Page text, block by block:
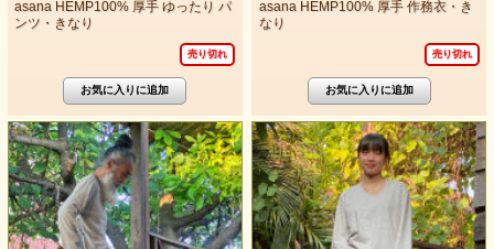
asana HEMP100% 厚手 ゆったり パ
ンツ・きなり
売り切れ
asana HEMP100% 厚手 作務衣・き
なり
売り切れ